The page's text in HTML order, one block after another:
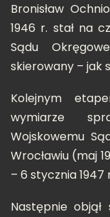
Bronisław
1946 r. stał na
Sądu
skierowany – jak
Kolejnym
wymiarze
Wojskowemu
Wrocławiu (maj
– 6 stycznia 1947
Następnie